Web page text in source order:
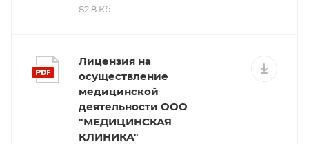
82.8 Кб
Лицензия на
осуществление
медицинской
деятельности ООО
"МЕДИЦИНСКАЯ
КЛИНИКА"